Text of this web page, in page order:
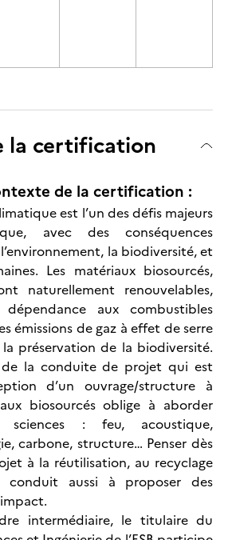
la certification
de la certification :
est l’un des défis majeurs
avec des conséquences
la biodiversité, et
Les matériaux biosourcés,
naturellement renouvelables,
aux combustibles
émissions de gaz à effet de serre
préservation de la biodiversité.
de la conduite de projet qui est
d’un ouvrage/structure à
biosourcés oblige à aborder
sciences : feu, acoustique,
carbone, structure… Penser dès
à la réutilisation, au recyclage
aussi à proposer des
intermédiaire, le titulaire du